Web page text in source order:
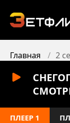
Главная 2
ПЛЕЕР 1